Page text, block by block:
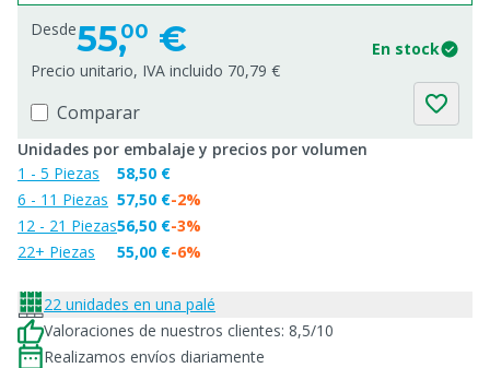
Desde55,00 €
En stock
Precio unitario, IVA incluido 70,79 €
Comparar
Unidades por embalaje y precios por volumen
1 - 5 Piezas
6 - 11 Piezas
12 - 21 Piezas
22+ Piezas
58,50 €
57,50 €
56,50 €
55,00 €
-2%
-3%
-6%
22 unidades en una palé
Valoraciones de nuestros clientes: 8,5/10
Realizamos envíos diariamente